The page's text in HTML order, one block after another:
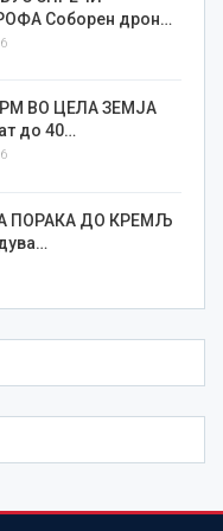
Соборен дрон…
ВО ЦЕЛА ЗЕМЈА
до 40…
ПОРАКА ДО КРЕМЉ